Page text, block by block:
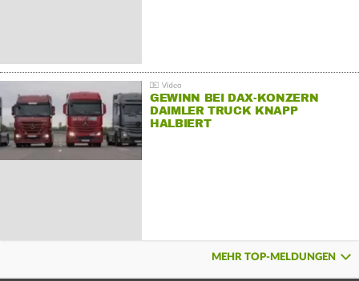
GEWINN BEI DAX-KONZERN
DAIMLER TRUCK KNAPP
HALBIERT
MEHR TOP-MELDUNGEN